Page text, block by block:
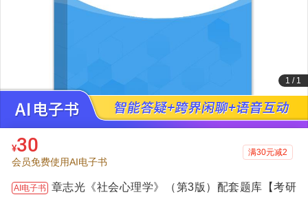
1 / 1
¥30
会员免费使用AI电子书
满30元减2
AI电子书 章志光《社会心理学》（第3版）配套题库【考研